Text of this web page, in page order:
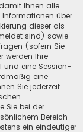
Ihnen alle
Informationen über
dieser als
sind) sowie
(sofern Sie
werden Ihre
und eine Session-
eine
Sie jederzeit
Sie bei der
Bereich
ein eindeutiger